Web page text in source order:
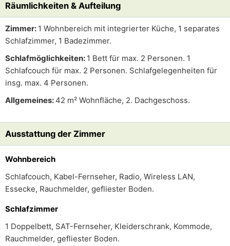
Räumlichkeiten & Aufteilung
Zimmer: 1 Wohnbereich mit integrierter Küche, 1 separates
Schlafzimmer, 1 Badezimmer.
Schlafmöglichkeiten: 1 Bett für max. 2 Personen. 1
Schlafcouch für max. 2 Personen. Schlafgelegenheiten für
insg. max. 4 Personen.
Allgemeines: 42 m² Wohnfläche, 2. Dachgeschoss.
Ausstattung der Zimmer
Wohnbereich
Schlafcouch, Kabel-Fernseher, Radio, Wireless LAN,
Essecke, Rauchmelder, gefliester Boden.
Schlafzimmer
1 Doppelbett, SAT-Fernseher, Kleiderschrank, Kommode,
Rauchmelder, gefliester Boden.